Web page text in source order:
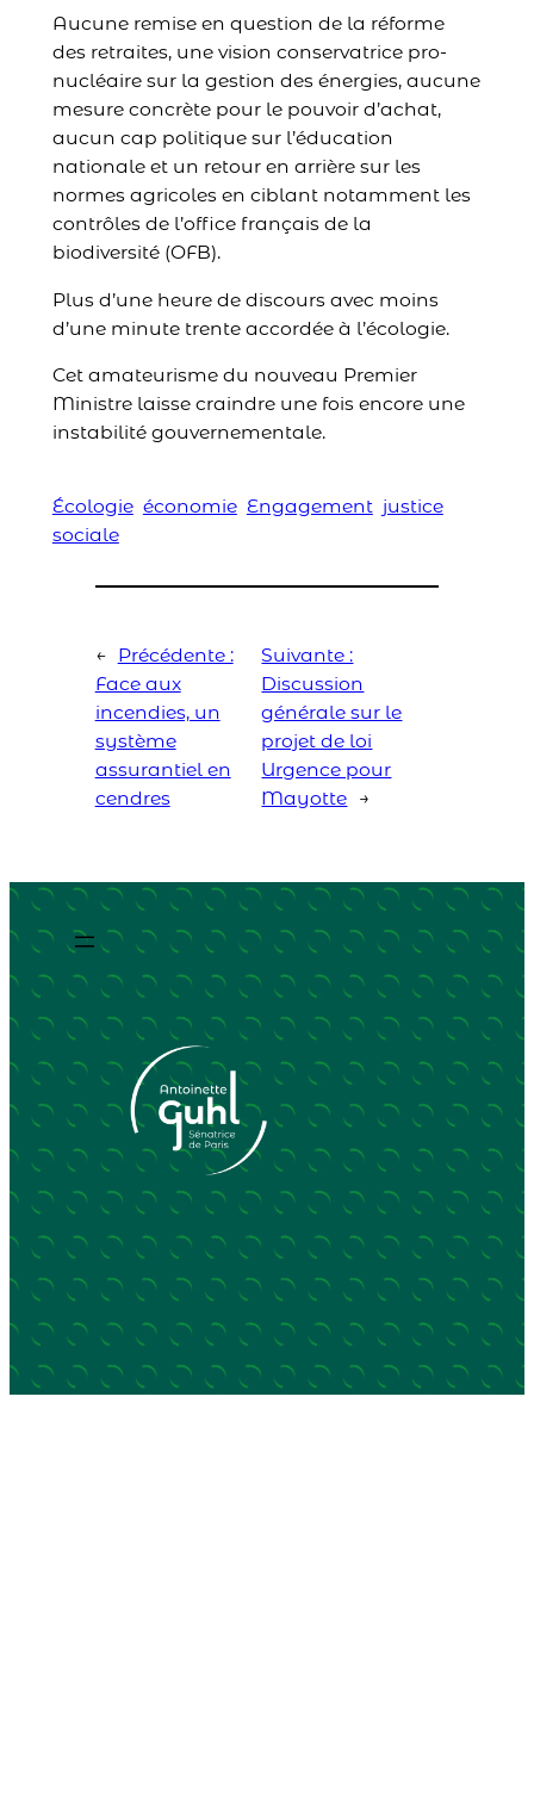
Aucune remise en question de la réforme
des retraites, une vision conservatrice pro-
nucléaire sur la gestion des énergies, aucune
mesure concrète pour le pouvoir d’achat,
aucun cap politique sur l’éducation
nationale et un retour en arrière sur les
normes agricoles en ciblant notamment les
contrôles de l’office français de la
biodiversité (OFB).
Plus d’une heure de discours avec moins
d’une minute trente accordée à l’écologie.
Cet amateurisme du nouveau Premier
Ministre laisse craindre une fois encore une
instabilité gouvernementale.
Écologie économie Engagement justice
sociale
← Précédente :
Face aux
incendies, un
système
assurantiel en
cendres
Suivante :
Discussion
générale sur le
projet de loi
Urgence pour
Mayotte →